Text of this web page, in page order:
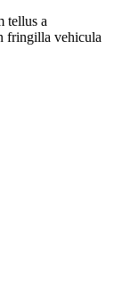
tellus a
fringilla vehicula